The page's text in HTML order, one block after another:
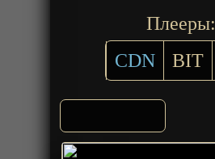
Плееры:
CDN
BIT